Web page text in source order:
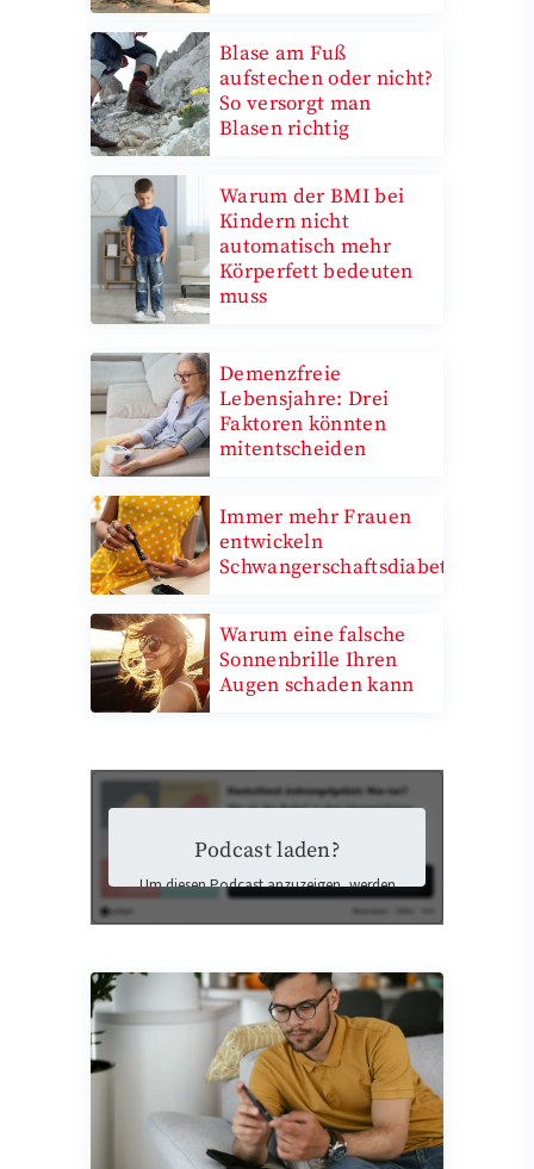
Blase am Fuß
aufstechen oder nicht?
So versorgt man
Blasen richtig
Warum der BMI bei
Kindern nicht
automatisch mehr
Körperfett bedeuten
muss
Demenzfreie
Lebensjahre: Drei
Faktoren könnten
mitentscheiden
Immer mehr Frauen
entwickeln
Schwangerschaftsdiabetes
Warum eine falsche
Sonnenbrille Ihren
Augen schaden kann
Podcast laden?
Um diesen Podcast anzuzeigen, werden
Inhalte von Podigee geladen. Dabei
könnten personenbezogene Daten an
Gerät gespeichert werden.
Ich stimme der Datenübermittlung zu
und möchte die externen Inhalte laden.
Mehr Informationen finden Sie in der
Datenschutzerklärung.
Externen Inhalten zustimmen
und laden